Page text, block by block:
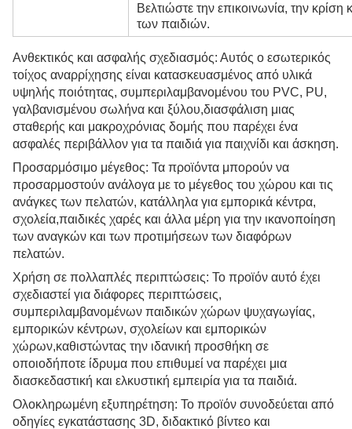
Βελτιώστε την επικοινωνία, την
των παιδιών.
Ανθεκτικός και ασφαλής σχεδιασμός: Αυτός ο εσωτερικός
τοίχος αναρρίχησης είναι κατασκευασμένος από υλικά
υψηλής ποιότητας, συμπεριλαμβανομένου του PVC, PU,
γαλβανισμένου σωλήνα και ξύλου,διασφάλιση μιας
σταθερής και μακροχρόνιας δομής που παρέχει ένα
ασφαλές περιβάλλον για τα παιδιά για παιχνίδι και άσκηση.
Προσαρμόσιμο μέγεθος: Τα προϊόντα μπορούν να
προσαρμοστούν ανάλογα με το μέγεθος του χώρου και τις
ανάγκες των πελατών, κατάλληλα για εμπορικά κέντρα,
σχολεία,παιδικές χαρές και άλλα μέρη για την ικανοποίηση
των αναγκών και των προτιμήσεων των διαφόρων
πελατών.
Χρήση σε πολλαπλές περιπτώσεις: Το προϊόν αυτό έχει
σχεδιαστεί για διάφορες περιπτώσεις,
συμπεριλαμβανομένων παιδικών χώρων ψυχαγωγίας,
εμπορικών κέντρων, σχολείων και εμπορικών
χώρων,καθιστώντας την ιδανική προσθήκη σε
οποιοδήποτε ίδρυμα που επιθυμεί να παρέχει μια
διασκεδαστική και ελκυστική εμπειρία για τα παιδιά.
Ολοκληρωμένη εξυπηρέτηση: Το προϊόν συνοδεύεται από
οδηγίες εγκατάστασης 3D, διδακτικό βίντεο και